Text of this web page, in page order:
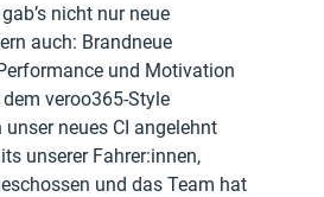
nicht nur neue
auch: Brandneue
und Motivation
veroo365-Style
neues CI angelehnt
unserer Fahrer:innen,
und das Team hat